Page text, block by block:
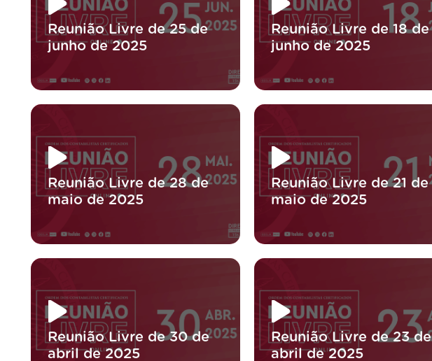
Reunião Livre de 25 de
junho de 2025
Reunião Livre de 18 de
junho de 2025
Reunião Livre de 28 de
maio de 2025
Reunião Livre de 21 de
maio de 2025
Reunião Livre de 30 de
abril de 2025
Reunião Livre de 23 de
abril de 2025